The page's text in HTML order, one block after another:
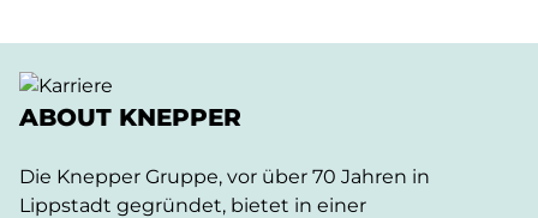
ABOUT KNEPPER
Die Knepper Gruppe, vor über 70 Jahren in
Lippstadt gegründet, bietet in einer